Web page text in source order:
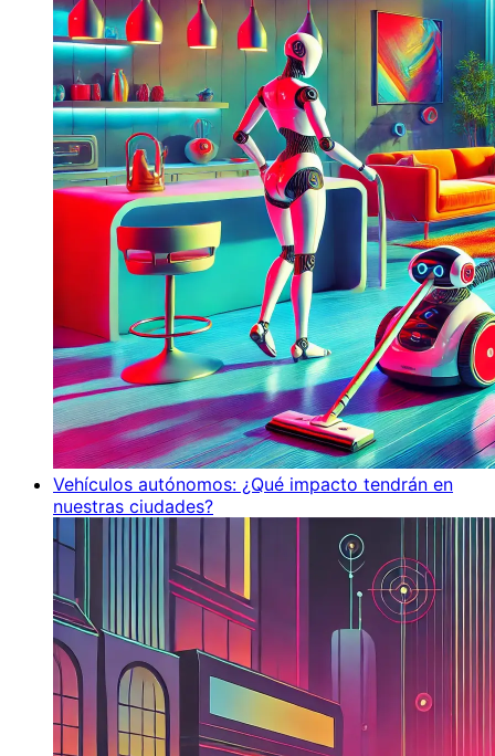
Vehículos autónomos: ¿Qué impacto tendrán en
nuestras ciudades?